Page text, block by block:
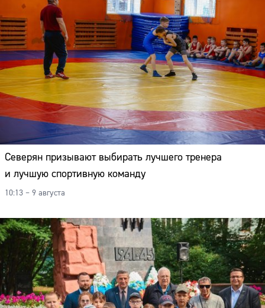
Северян призывают выбирать лучшего тренера
и лучшую спортивную команду
10:13 – 9 августа